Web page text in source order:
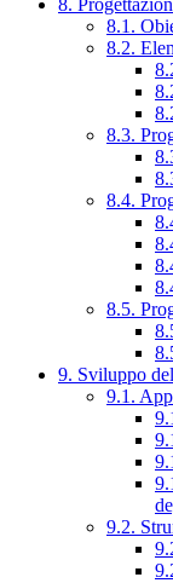
8.
8.1.
8.2.
8.3.
8.4.
8.5.
9. Sviluppo
9.1.
9.2.